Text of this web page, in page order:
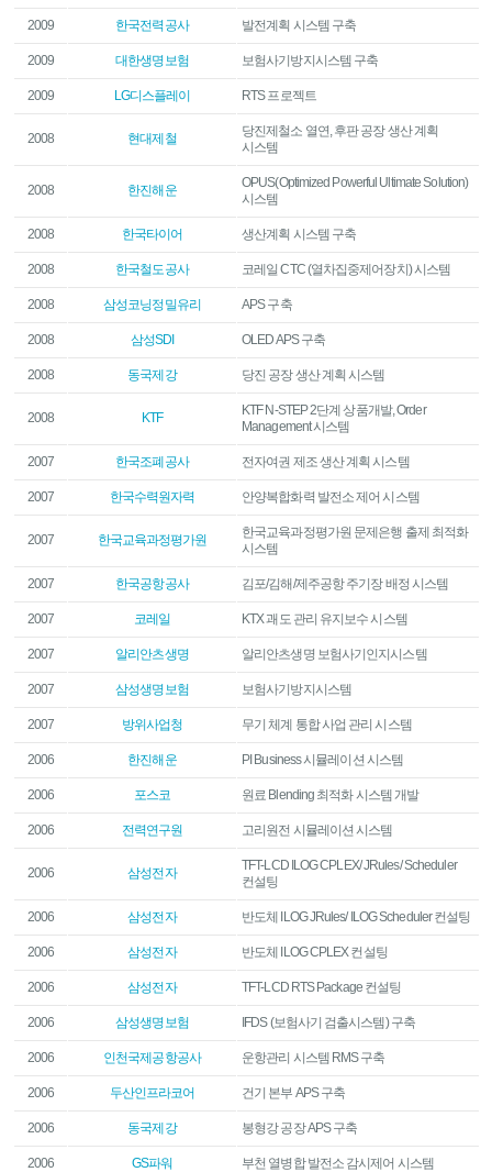
2009 한국전력공사 발전계획 시스템 구축
2009 대한생명보험 보험사기방지시스템 구축
2009 LG디스플레이 RTS 프로젝트
2008 현대제철
당진제철소 열연, 후판 공장 생산 계획
시스템
2008 한진해운
OPUS(Optimized Powerful Ultimate Solution)
시스템
2008 한국타이어 생산계획 시스템 구축
2008 한국철도공사 코레일 CTC (열차집중제어장치) 시스템
2008 삼성코닝정밀유리 APS 구축
2008 삼성SDI OLED APS 구축
2008 동국제강 당진 공장 생산 계획 시스템
2008 KTF
KTF N-STEP 2단계 상품개발, Order
Management 시스템
2007 한국조폐공사 전자여권 제조 생산 계획 시스템
2007 한국수력원자력 안양복합화력 발전소 제어 시스템
2007 한국교육과정평가원
한국교육과정평가원 문제은행 출제 최적화
시스템
2007 한국공항공사 김포/김해/제주공항 주기장 배정 시스템
2007 코레일 KTX 괘도 관리 유지보수 시스템
2007 알리안츠생명 알리안츠생명 보험사기인지시스템
2007 삼성생명보험 보험사기방지시스템
2007 방위사업청 무기 체계 통합 사업 관리 시스템
2006 한진해운 PI Business 시뮬레이션 시스템
2006 포스코 원료 Blending 최적화 시스템 개발
2006 전력연구원 고리원전 시뮬레이션 시스템
2006 삼성전자
TFT-LCD ILOG CPLEX/ JRules/ Scheduler
컨설팅
2006 삼성전자 반도체 ILOG JRules/ ILOG Scheduler 컨설팅
2006 삼성전자 반도체 ILOG CPLEX 컨설팅
2006 삼성전자 TFT-LCD RTS Package 컨설팅
2006 삼성생명보험 IFDS (보험사기 검출시스템) 구축
2006 인천국제공항공사 운항관리 시스템 RMS 구축
2006 두산인프라코어 건기 본부 APS 구축
2006 동국제강 봉형강 공장 APS 구축
2006 GS파워 부천 열병합 발전소 감시제어 시스템